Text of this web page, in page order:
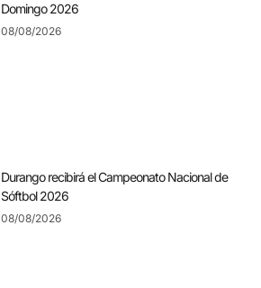
Domingo 2026
08/08/2026
Durango recibirá el Campeonato Nacional de
Sóftbol 2026
08/08/2026